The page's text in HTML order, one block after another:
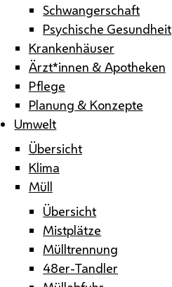
Schwangerschaft
Psychische Gesundheit
Krankenhäuser
Ärzt*innen & Apotheken
Pflege
Planung & Konzepte
Umwelt
Übersicht
Klima
Müll
Übersicht
Mistplätze
Mülltrennung
48er-Tandler